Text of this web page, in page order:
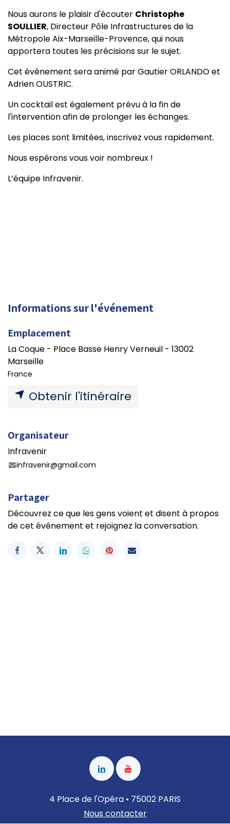
Nous aurons le plaisir d'écouter Christophe
SOULLIER, Directeur Pôle Infrastructures de la
Métropole Aix-Marseille-Provence, qui nous
apportera toutes les précisions sur le sujet.
Cet évènement sera animé par Gautier ORLANDO et
Adrien OUSTRIC.
Un cocktail est également prévu à la fin de
l'intervention afin de prolonger les échanges.
Les places sont limitées, inscrivez vous rapidement.
Nous espérons vous voir nombreux !
L’équipe Infravenir.
Informations sur l'événement
Emplacement
La Coque - Place Basse Henry Verneuil - 13002
Marseille
France
Obtenir l'itinéraire
Organisateur
Infravenir
infravenir@gmail.com
Partager
Découvrez ce que les gens voient et disent à propos
de cet événement et rejoignez la conversation.
4 Place de l'Opéra • 75002 PARIS
Nous contacter